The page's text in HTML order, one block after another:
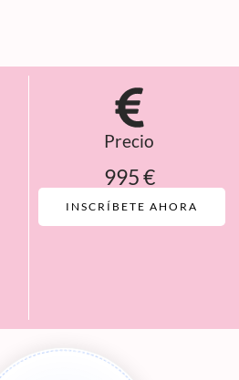
Precio
995 €
INSCRÍBETE AHORA